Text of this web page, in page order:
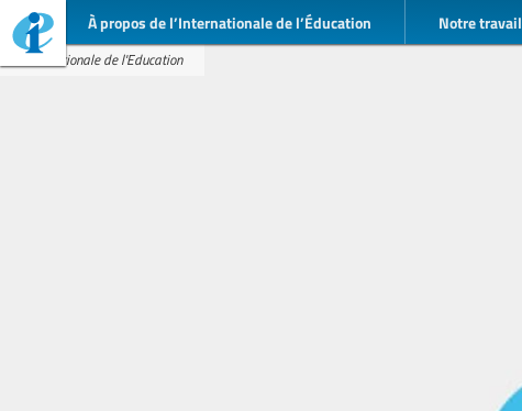
À propos de l’Internationale de l’Éducation Notre travail
Internationale de l'Education